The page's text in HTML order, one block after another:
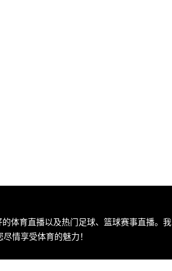
体育直播以及热门足球、篮球赛事直播。我
情享受体育的魅力！